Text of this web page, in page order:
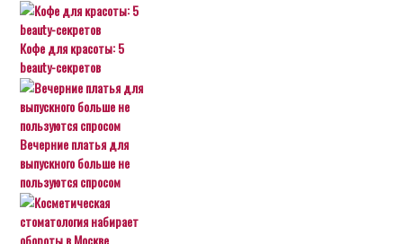
Кофе для красоты: 5
beauty-секретов
Вечерние платья для
выпускного больше не
пользуются спросом